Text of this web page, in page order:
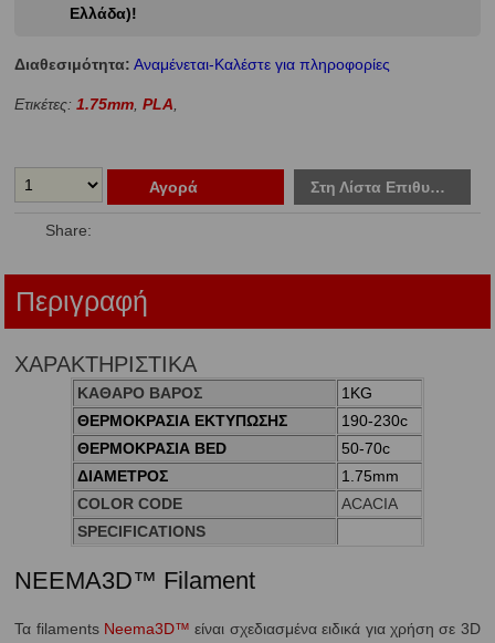
Ελλάδα)!
Διαθεσιμότητα: Αναμένεται-Καλέστε για πληροφορίες
Ετικέτες:1.75mm,PLA,
Αγορά Στη Λίστα Επιθυμιών
Share:
Περιγραφή
ΧΑΡΑΚΤΗΡΙΣΤΙΚΑ
ΚΑΘΑΡΟ ΒΑΡΟΣ
1KG
ΘΕΡΜΟΚΡΑΣΙΑ ΕΚΤΥΠΩΣΗΣ
190-230c
ΘΕΡΜΟΚΡΑΣΙΑ BED
50-70c
ΔΙΑΜΕΤΡΟΣ
1.75mm
COLOR CODE
ACACIA
SPECIFICATIONS
NEEMA3D™ Filament
Τα filaments Neema3D™ είναι σχεδιασμένα ειδικά για χρήση σε 3D